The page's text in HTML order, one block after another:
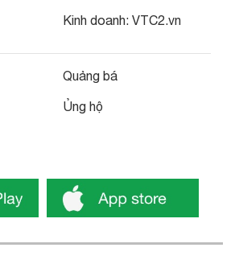
Kinh doanh: VTC2.vn
Quảng bá
Ủng hộ